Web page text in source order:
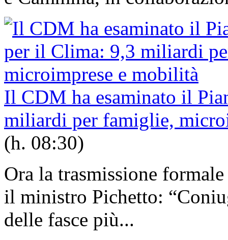
Il CDM ha esaminato il
miliardi per famiglie,
(h. 08:30)
Ora la trasmissione
il ministro Pichetto:
delle fasce più...